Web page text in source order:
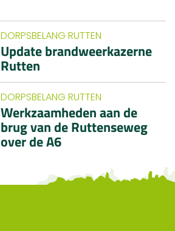
DORPSBELANG RUTTEN
Update brandweerkazerne
Rutten
DORPSBELANG RUTTEN
Werkzaamheden aan de
brug van de Ruttenseweg
over de A6